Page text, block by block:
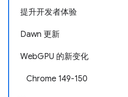
提升开发者体验
Dawn 更新
WebGPU 的新变化
Chrome 149-150